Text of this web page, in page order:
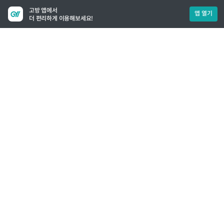
고방 앱에서
더 편리하게 이용해보세요!
앱 열기